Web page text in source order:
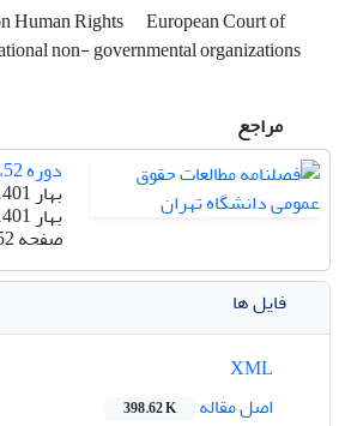
Human Rights
European Court of
non- governmental organizations
مراجع
دوره 52، شماره 1
بهار 1401
بهار 1401
صفحه
فایل ها
اصل مقاله
398.62 K